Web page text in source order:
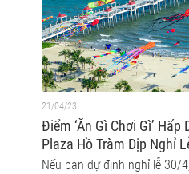
21/04/23
Điểm ‘Ăn Gì Chơi Gì’
Plaza Hồ Tràm Dịp Nghỉ
Nếu bạn dự định nghỉ lễ 30/